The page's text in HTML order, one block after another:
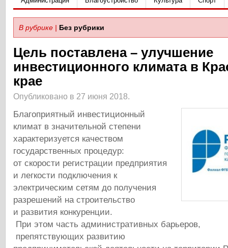
В рубрике | Без рубрики
Цель поставлена – улучшение
инвестиционного климата в
крае
Опубликовано в 27 июня 2018.
Благоприятный инвестиционный
климат в значительной степени
характеризуется качеством
государственных процедур:
от скорости регистрации предприятия
и легкости подключения к
электрическим сетям до получения
разрешений на строительство
и развития конкуренции.
При этом часть административных барьеров,
препятствующих развитию